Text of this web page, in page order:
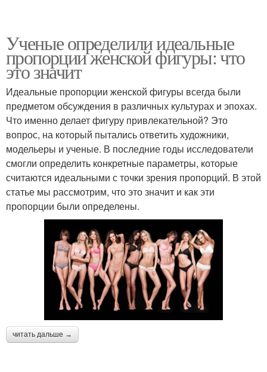
Ученые определили идеальные
пропорции женской фигуры: что
это значит
Идеальные пропорции женской фигуры всегда были
предметом обсуждения в различных культурах и эпохах.
Что именно делает фигуру привлекательной? Это
вопрос, на который пытались ответить художники,
модельеры и ученые. В последние годы исследователи
смогли определить конкретные параметры, которые
считаются идеальными с точки зрения пропорций. В этой
статье мы рассмотрим, что это значит и как эти
пропорции были определены.
читать дальше →